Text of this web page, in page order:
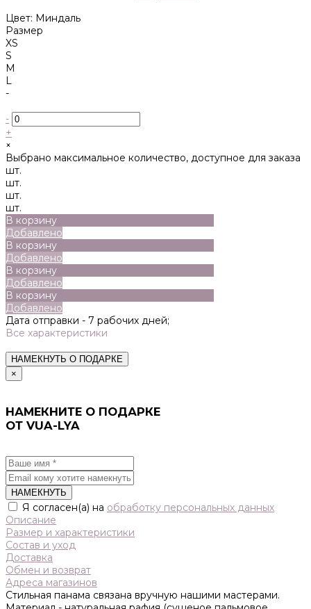
Цвет: Миндаль
Размер
XS
S
M
L
-
-
+
×
Выбрано максимальное количество, доступное для заказа
шт.
шт.
шт.
шт.
В корзину
Добавлено
В корзину
Добавлено
В корзину
Добавлено
В корзину
Добавлено
Дата отправки - 7 рабочих дней;
Все характеристики
НАМЕКНУТЬ О ПОДАРКЕ
×
НАМЕКНИТЕ О ПОДАРКЕ
ОТ VUA-LYA
НАМЕКНУТЬ
Я согласен(а) на обработку персональных данных
Описание
Размер и характеристики
Состав и уход
Доставка
Обмен и возврат
Адреса магазинов
Стильная панама связана вручную нашими мастерами.